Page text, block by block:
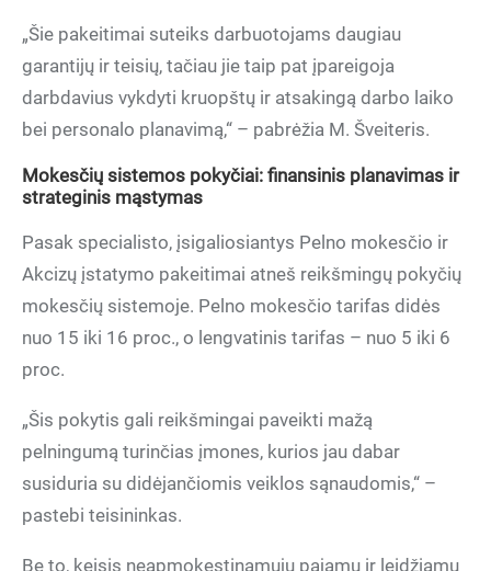
„Šie pakeitimai suteiks darbuotojams daugiau
garantijų ir teisių, tačiau jie taip pat įpareigoja
darbdavius vykdyti kruopštų ir atsakingą darbo laiko
bei personalo planavimą,“ – pabrėžia M. Šveiteris.
Mokesčių sistemos pokyčiai: finansinis planavimas ir
strateginis mąstymas
Pasak specialisto, įsigaliosiantys Pelno mokesčio ir
Akcizų įstatymo pakeitimai atneš reikšmingų pokyčių
mokesčių sistemoje. Pelno mokesčio tarifas didės
nuo 15 iki 16 proc., o lengvatinis tarifas – nuo 5 iki 6
proc.
„Šis pokytis gali reikšmingai paveikti mažą
pelningumą turinčias įmones, kurios jau dabar
susiduria su didėjančiomis veiklos sąnaudomis,“ –
pastebi teisininkas.
Be to, keisis neapmokestinamųjų pajamų ir leidžiamų